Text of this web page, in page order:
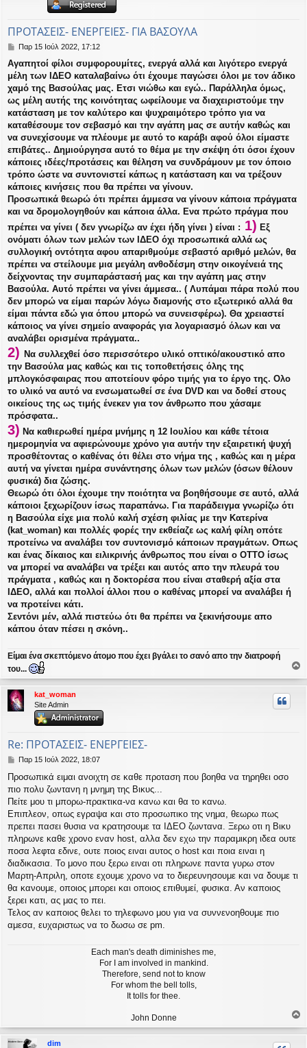
ΠΡΟΤΑΣΕΙΣ- ΕΝΕΡΓΕΙΕΣ- ΓΙΑ ΒΑΣΟΥΛΑ
Δ
μ
ο
σ
ί
ε
υ
σ
η
Παρ 15 Ιούλ 2022, 17:12
Αγαπητοί φίλοι συμφορουμίτες, ενεργά αλλά και λιγότερο ενεργά
μέλη των ΙΔΕΟ καταλαβαίνω ότι έχουμε παγώσει όλοι με τον άδικο
χαμό της Βασούλας μας. Ετσι νιώθω και εγώ.. Παράλληλα όμως,
ως μέλη αυτής της κοινότητας ωφείλουμε να διαχειριστούμε την
κατάσταση με τον καλύτερο και ψυχραιμότερο τρόπο για να
καταθέσουμε τον σεβασμό και την αγάπη μας σε αυτήν καθώς και
να συνεχίσουμε να πλέουμε με αυτό το καράβι αφού όλοι είμαστε
επιβάτες.. Δημιούργησα αυτό το θέμα με την σκέψη ότι όσοι έχουν
κάποιες ιδέες/προτάσεις και θέληση να συνδράμουν με τον όποιο
τρόπο ώστε να συντονιστεί κάπως η κατάσταση και να τρέξουν
κάποιες κινήσεις που θα πρέπει να γίνουν.
Προσωπικά θεωρώ ότι πρέπει άμμεσα να γίνουν κάποια πράγματα
και να δρομολογηθούν και κάποια άλλα. Ενα πρώτο πράγμα που
πρέπει να γίνει ( δεν γνωρίζω αν έχει ήδη γίνει ) είναι : 1) Εξ
ονόματι όλων των μελών των ΙΔΕΟ όχι προσωπικά αλλά ως
συλλογική οντότητα αφου απαριθμούμε σεβαστό αριθμό μελών, θα
πρέπει να στείλουμε μια μεγάλη ανθοδέσμη στην οικογένειά της
δείχνοντας την συμπαράστασή μας και την αγάπη μας στην
Βασούλα. Αυτό πρέπει να γίνει άμμεσα.. ( Λυπάμαι πάρα πολύ που
δεν μπορώ να είμαι παρών λόγω διαμονής στο εξωτερικό αλλά θα
είμαι πάντα εδώ για όπου μπορώ να συνεισφέρω). Θα χρειαστεί
κάποιος να γίνει σημείο αναφοράς για λογαριασμό όλων και να
αναλάβει ορισμένα πράγματα..
2) Να συλλεχθεί όσο περισσότερο υλικό οπτικό/ακουστικό απο
την Βασούλα μας καθώς και τις τοποθετήσεις όλης της
μπλογκόσφαιρας που αποτείουν φόρο τιμής για το έργο της. Ολο
το υλικό να αυτό να ενσωματωθεί σε ένα DVD και να δοθεί στους
οικείους της ως τιμής ένεκεν για τον άνθρωπο που χάσαμε
πρόσφατα..
3) Να καθιερωθεί ημέρα μνήμης η 12 Ιουλίου και κάθε τέτοια
ημερομηνία να αφιερώνουμε χρόνο για αυτήν την εξαιρετική ψυχή
προσθέτοντας ο καθένας ότι θέλει στο νήμα της , καθώς και η μέρα
αυτή να γίνεται ημέρα συνάντησης όλων των μελών (όσων θέλουν
φυσικά) δια ζώσης.
Θεωρώ ότι όλοι έχουμε την ποιότητα να βοηθήσουμε σε αυτό, αλλά
κάποιοι ξεχωρίζουν ίσως παραπάνω. Για παράδειγμα γνωρίζω ότι
η Βασούλα είχε μια πολύ καλή σχέση φιλίας με την Κατερίνα
(kat_woman) και πολλές φoρές την εκθείαζε ως καλή φίλη οπότε
προτείνω να αναλάβει τον συντονισμό κάποιων πραγμάτων. Οπως
και ένας δίκαιος και ειλικρινής άνθρωπος που είναι ο ΟΤΤΟ ίσως
να μπορεί να αναλάβει να τρέξει και αυτός απο την πλευρά του
πράγματα , καθώς και η δοκτορέσα που είναι σταθερή αξία στα
ΙΔΕΟ, αλλά και πολλοί άλλοι που ο καθένας μπορεί να αναλάβει ή
να προτείνει κάτι.
Σεντόνι μέν, αλλά πιστεύω ότι θα πρέπει να ξεκινήσουμε απο
κάπου όταν πέσει η σκόνη..
Είμαι ένα σκεπτόμενο άτομο που έχει βγάλει το σανό απο την διατροφή
του...
ο
ρ
kat_woman
Site Admin
Re: ΠΡΟΤΑΣΕΙΣ- ΕΝΕΡΓΕΙΕΣ-
Δ
μ
ο
σ
υ
σ
η
Παρ 15 Ιούλ 2022, 18:07
Προσωπικά ειμαι ανοιχτη σε καθε προταση που βοηθα να τηρηθει οσο
πιο πολυ ζωντανη η μνημη της Βικυς...
Πείτε μου τι μπορω-πρακτικα-να κανω και θα το κανω.
Επιπλεον, οπως εγραψα και στο προσωπικο της νημα, θεωρω πως
πρεπει πασει θυσια να κρατησουμε τα ΙΔΕΟ ζωντανα. Ξερω οτι η Βικυ
πληρωνε καθε χρονο εναν host, αλλα δεν εχω την παραμικρη ιδεα ουτε
ποσα λεφτα εδινε, ουτε ποιος ειναι αυτος ο host και ποια ειναι η
διαδικασια. Το μονο που ξερω ειναι οτι πληρωνε παντα γυρω στον
Μαρτη-Απριλη, οποτε εχουμε χρονο να το διερευνησουμε και να δουμε τι
θα κανουμε, οποιος μπορει και οποιος επιθυμεί, φυσικα. Αν καποιος
ξερει κατι, ας μας το πει.
Τελος αν καποιος θελει το τηλεφωνο μου για να συννενοηθουμε πιο
αμεσα, ευχαριστως να το δωσω σε pm.
Each man's death diminishes me,
For I am involved in mankind.
Therefore, send not to know
For whom the bell tolls,
It tolls for thee.
John Donne
ο
ρ
dim